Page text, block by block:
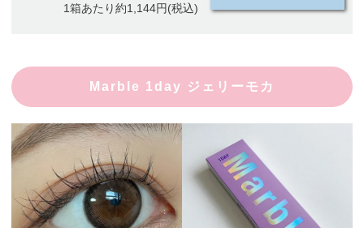
1箱あたり約1,144円(税込)
Marble 1day ジェリーモカ